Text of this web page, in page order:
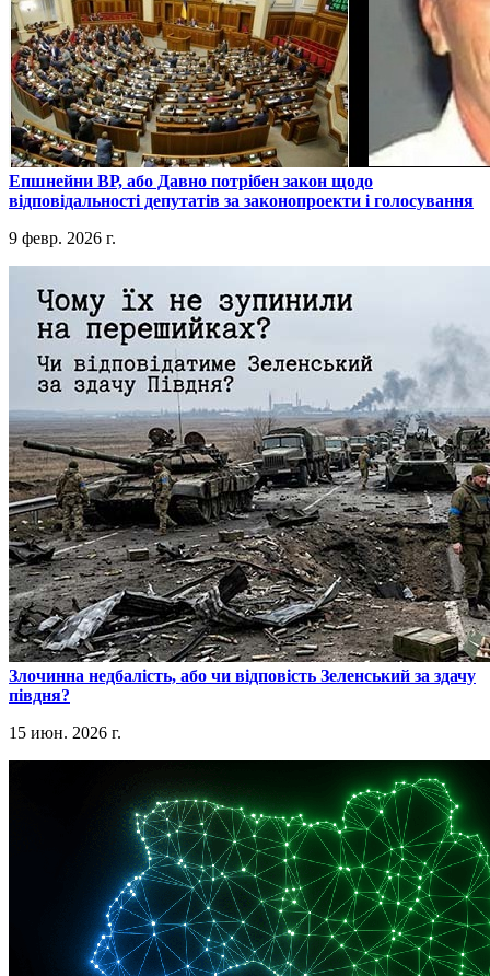
​Епшнейни ВР, або Давно потрібен закон щодо
відповідальності депутатів за законопроекти і голосування
9 февр. 2026 г.
​Злочинна недбалість, або чи відповість Зеленський за здачу
півдня?
15 июн. 2026 г.